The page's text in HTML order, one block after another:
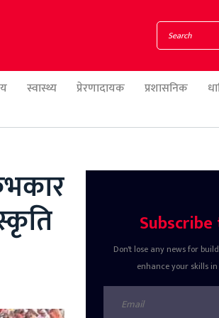
स्वास्थ्य प्रेरणादायक प्रशासनिक
Don't lose any news for
enhance your skills